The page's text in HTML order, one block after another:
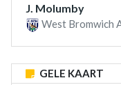
J. Molumby
West Bromwich
GELE KAART